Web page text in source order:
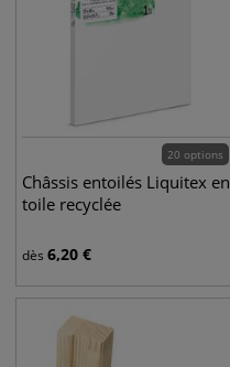
20 options
Châssis entoilés Liquitex en
toile recyclée
dès 6,20 €